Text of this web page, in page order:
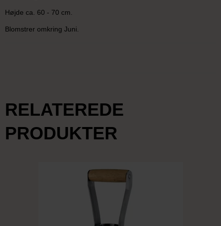
Højde ca. 60 - 70 cm.
Blomstrer omkring Juni.
RELATEREDE
PRODUKTER